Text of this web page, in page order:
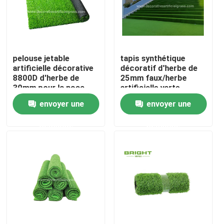
Maison
Des produits
À propos de nous
Contrôle de qualité
pelouse jetable
artificielle décorative
8800D d'herbe de
30mm pour la noce
envoyer une
tapis synthétique
décoratif d'herbe de
25mm faux/herbe
artificielle verte
d'escalier 60*120cm
envoyer une